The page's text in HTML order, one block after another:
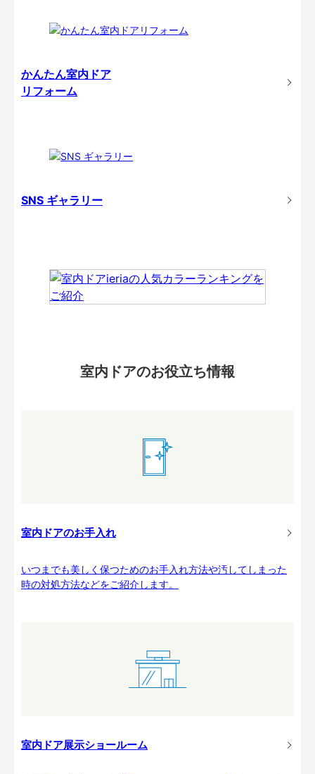
かんたん室内ドア
リフォーム
SNS ギャラリー
室内ドアのお役立ち情報
室内ドアのお手入れ
いつまでも美しく保つためのお手入れ方法や汚してしまった
時の対処方法などをご紹介します。
室内ドア展示ショールーム